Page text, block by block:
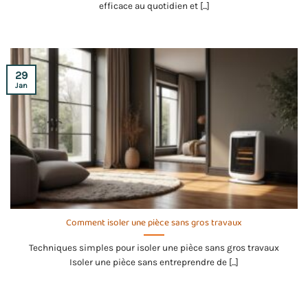
efficace au quotidien et [...]
Comment isoler une pièce sans gros travaux
Techniques simples pour isoler une pièce sans gros travaux
Isoler une pièce sans entreprendre de [...]
29
Jan